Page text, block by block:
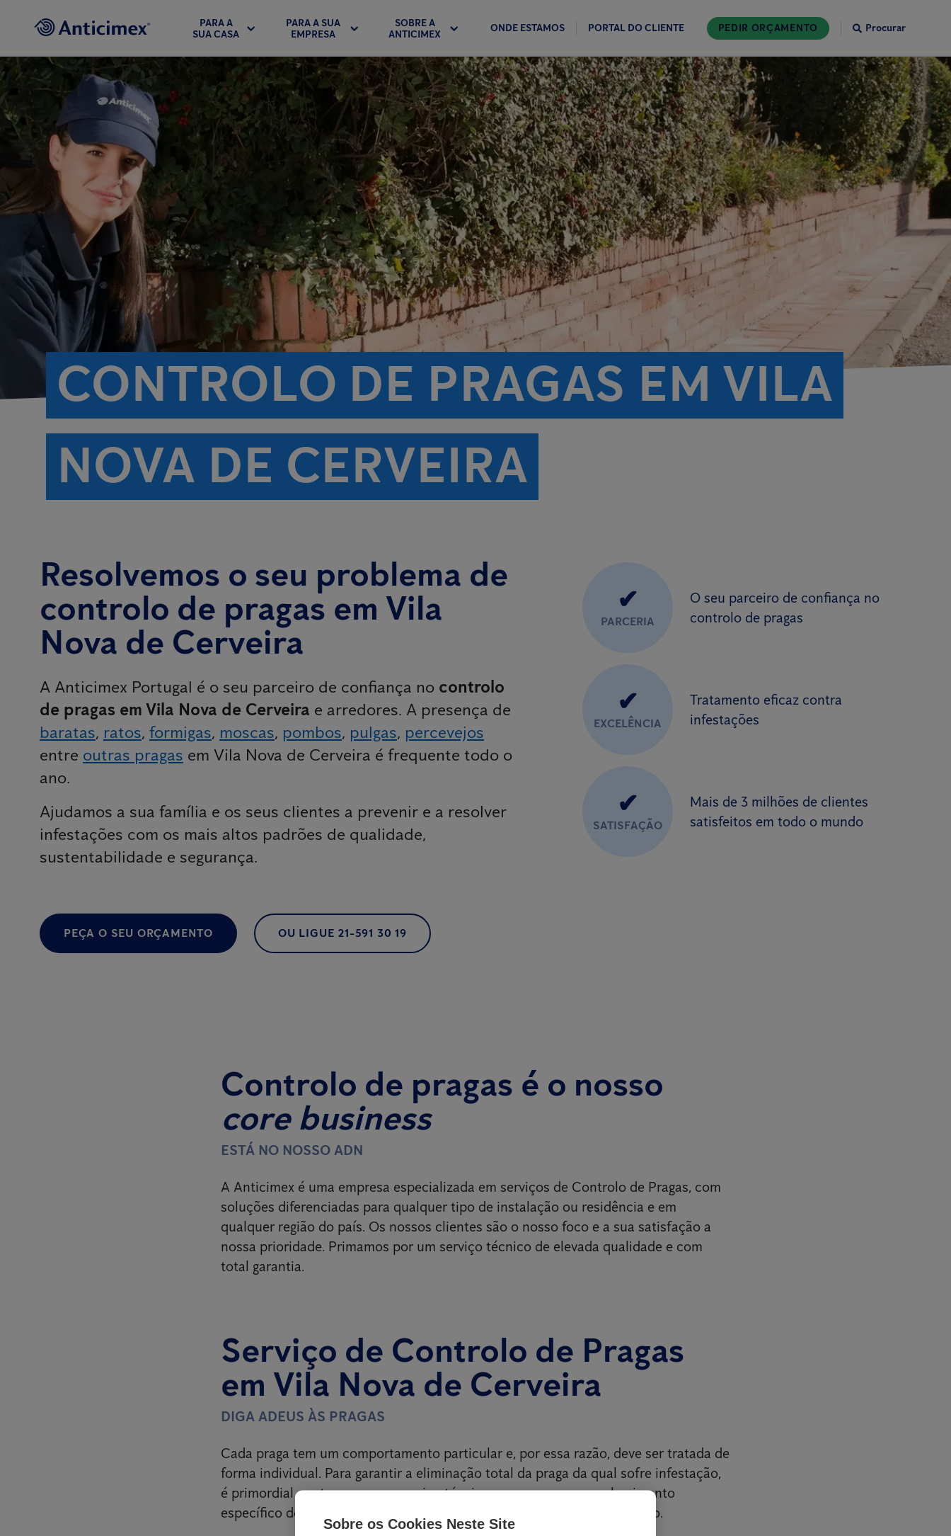
PARA A
SUA CASA
PARA A SUA
EMPRESA
SOBRE A
ANTICIMEX
ONDE ESTAMOS PORTAL DO CLIENTE PEDIR ORÇAMENTO Procurar
CONTROLO DE PRAGAS EM VILA
NOVA DE CERVEIRA
Resolvemos o seu problema de
controlo de pragas em Vila
Nova de Cerveira
A Anticimex Portugal é o seu parceiro de confiança no controlo
de pragas em Vila Nova de Cerveira e arredores. A presença de
baratas, ratos, formigas, moscas, pombos, pulgas, percevejos
entre outras pragas em Vila Nova de Cerveira é frequente todo o
ano.
Ajudamos a sua família e os seus clientes a prevenir e a resolver
infestações com os mais altos padrões de qualidade,
sustentabilidade e segurança.
PEÇA O SEU ORÇAMENTO OU LIGUE 21-591 30 19
✔
PARCERIA
O seu parceiro de confiança no
controlo de pragas
✔
EXCELÊNCIA
Tratamento eficaz contra
infestações
✔
SATISFAÇÃO
Mais de 3 milhões de clientes
satisfeitos em todo o mundo
Controlo de pragas é o nosso
core business
ESTÁ NO NOSSO ADN
A Anticimex é uma empresa especializada em serviços de Controlo de Pragas, com
soluções diferenciadas para qualquer tipo de instalação ou residência e em
qualquer região do país. Os nossos clientes são o nosso foco e a sua satisfação a
nossa prioridade. Primamos por um serviço técnico de elevada qualidade e com
total garantia.
Serviço de Controlo de Pragas
em Vila Nova de Cerveira
DIGA ADEUS ÀS PRAGAS
Cada praga tem um comportamento particular e, por essa razão, deve ser tratada de
forma individual. Para garantir a eliminação total da praga da qual sofre infestação,
é primordial contar com uma equipa técnica que possua um conhecimento
específico de cada praga e com tratamentos especializados para o efeito.
Sobre os Cookies Neste Site